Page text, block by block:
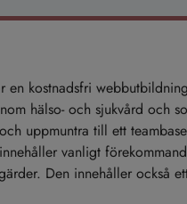
kostnadsfri
hälso- och sjukvård och
uppmuntra till ett
vanligt
Den innehåller också